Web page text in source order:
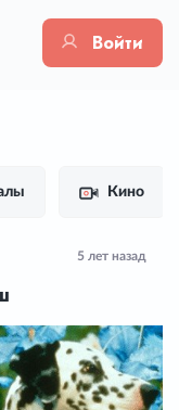
Войти
Кино
5 лет назад